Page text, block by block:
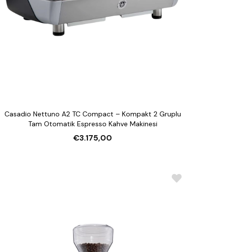
Casadio Nettuno A2 TC Compact – Kompakt 2 Gruplu
Tam Otomatik Espresso Kahve Makinesi
€3.175,00